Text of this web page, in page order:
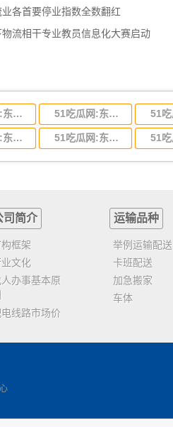
各首要停业指数全数翻红
流相干专业教员信息化大赛启动
51吃瓜网:东莞到甘肃省物流运输,东莞到甘肃省物流公司 51吃瓜网:东莞到陕西省物流运输,东莞到陕西省物流公司
51吃瓜网:东莞到浙江省物流运输,东莞到浙江省物流公司 51吃瓜网:东莞到福建省物流运输,东莞到福建省物流公司
司简介
框架
文化
办事基本原
电线路市场价
运输品种
举例运输配送
卡班配送
加急搬家
车体